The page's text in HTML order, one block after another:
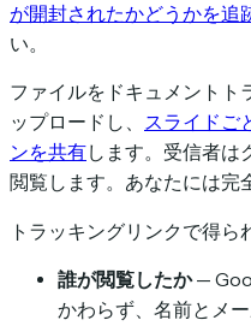
が開封されたかどうかを追
い。
ファイルをドキュメントト
ップロードし、 スライドご
ンを共有します。受信者は
閲覧します。あなたには完
トラッキングリンクで得ら
誰が閲覧したか—
かわらず、名前とメ